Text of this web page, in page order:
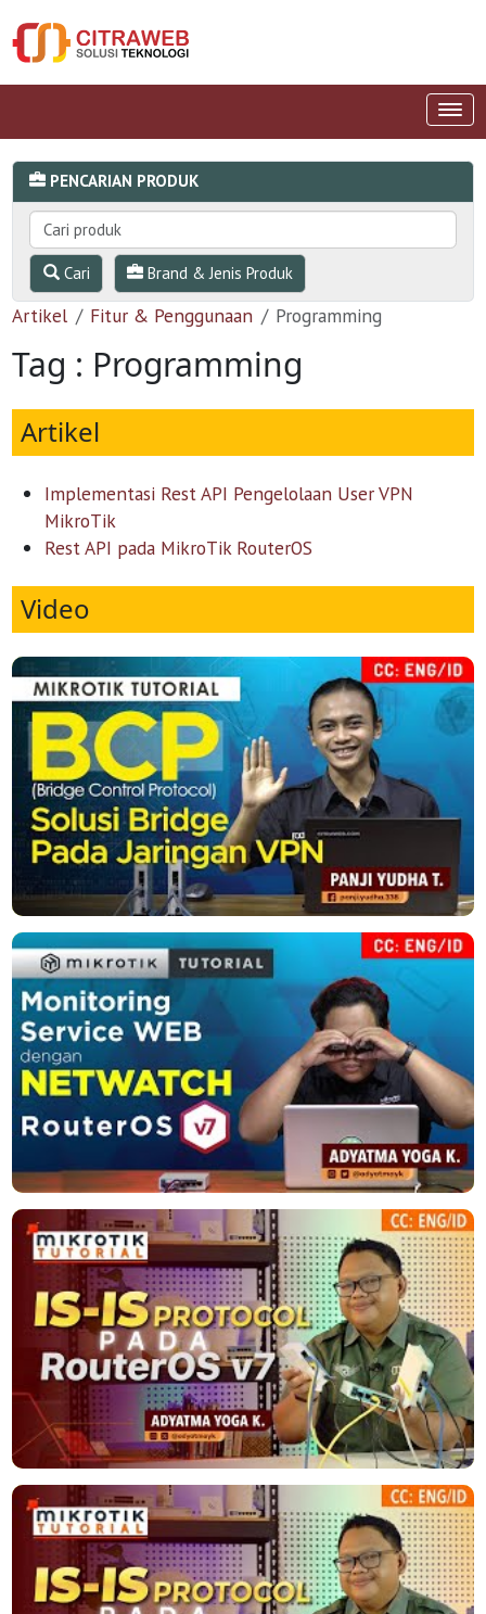
PENCARIAN PRODUK
Cari Brand & Jenis Produk
Artikel Fitur & Penggunaan Programming
Tag : Programming
Artikel
Implementasi Rest API Pengelolaan User VPN
MikroTik
Rest API pada MikroTik RouterOS
Video